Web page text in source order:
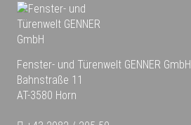
Fenster- und Türenwelt GENNER GmbH
Bahnstraße 11
AT-3580 Horn